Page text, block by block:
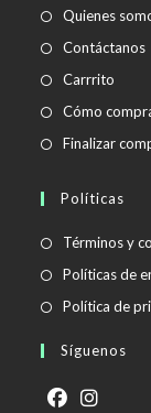
Quienes
Contáctanos
Carrrito
Cómo
Finalizar
Políticas
Términos y
Políticas de
Política de
Síguenos